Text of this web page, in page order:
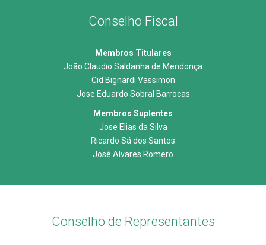
Conselho Fiscal
Membros Titulares
João Claudio Saldanha de Mendonça
Cid Bignardi Vassimon
Jose Eduardo Sobral Barrocas
Membros Suplentes
Jose Elias da Silva
Ricardo Sá dos Santos
José Alvares Romero
Conselho de Representantes